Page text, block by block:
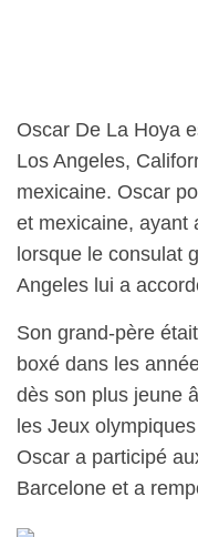
Oscar De La Hoya
Los Angeles,
mexicaine. Oscar
et mexicaine, ayant
lorsque le consulat
Angeles lui a
Son grand-père
boxé dans les
dès son plus jeune
les Jeux
Oscar a participé
Barcelone et a